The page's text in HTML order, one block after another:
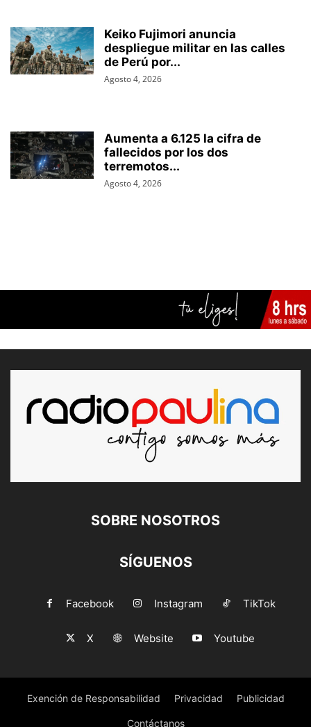
Keiko Fujimori anuncia
despliegue militar en las calles
de Perú por...
Agosto 4, 2026
Aumenta a 6.125 la cifra de
fallecidos por los dos
terremotos...
Agosto 4, 2026
SOBRE NOSOTROS
SÍGUENOS
Facebook Instagram TikTok
X Website Youtube
Exención de Responsabilidad Privacidad Publicidad
Contáctanos